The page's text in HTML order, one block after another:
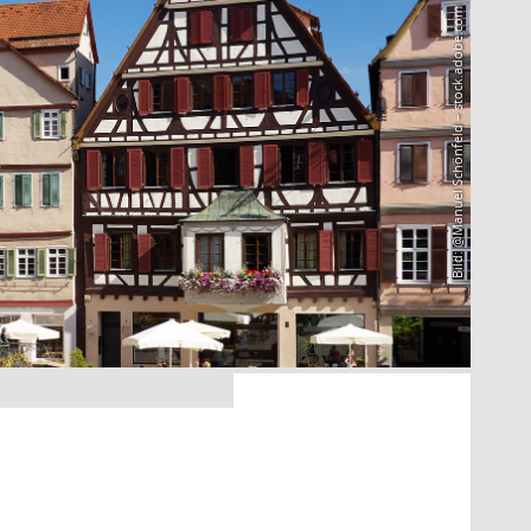
Bild: @Manuel Schönfeld – stock.adobe.com